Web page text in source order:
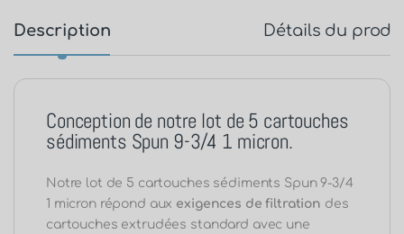
Description Détails du
Conception de notre lot de 5 cartouches
sédiments Spun 9-3/4 1 micron.
Notre lot de 5 cartouches sédiments Spun 9-3/4
1 micron répond aux exigences de filtration des
cartouches extrudées standard avec une